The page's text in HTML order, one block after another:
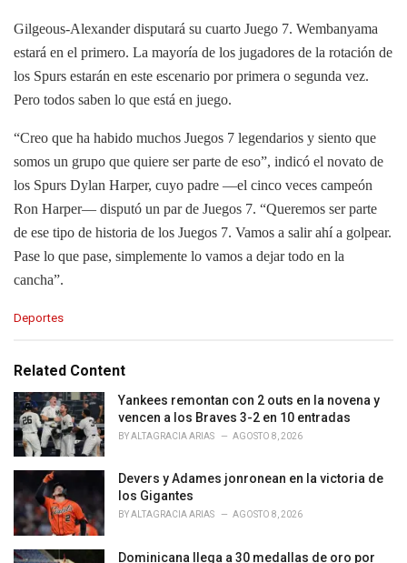
Gilgeous-Alexander disputará su cuarto Juego 7. Wembanyama
estará en el primero. La mayoría de los jugadores de la rotación de
los Spurs estarán en este escenario por primera o segunda vez.
Pero todos saben lo que está en juego.
“Creo que ha habido muchos Juegos 7 legendarios y siento que
somos un grupo que quiere ser parte de eso”, indicó el novato de
los Spurs Dylan Harper, cuyo padre —el cinco veces campeón
Ron Harper— disputó un par de Juegos 7. “Queremos ser parte
de ese tipo de historia de los Juegos 7. Vamos a salir ahí a golpear.
Pase lo que pase, simplemente lo vamos a dejar todo en la
cancha”.
C
e
o
r
i
e
Deportes
Related Content
Yankees remontan con 2 outs en la novena y
vencen a los Braves 3-2 en 10 entradas
BYALTAGRACIA ARIAS AGOSTO 8, 2026
Devers y Adames jonronean en la victoria de
los Gigantes
BYALTAGRACIA ARIAS AGOSTO 8, 2026
Dominicana llega a 30 medallas de oro por